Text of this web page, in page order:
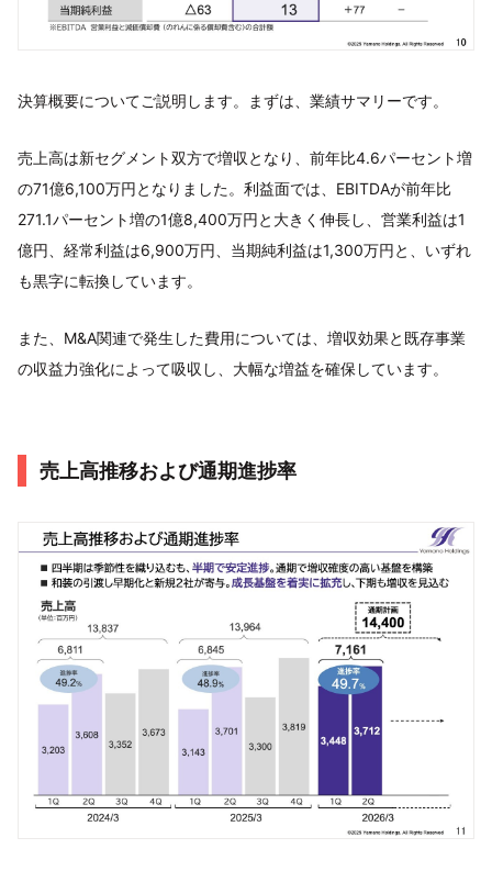
決算概要についてご説明します。まずは、業績サマリーです。
売上高は新セグメント双方で増収となり、前年比4.6パーセント増
の71億6,100万円となりました。利益面では、EBITDAが前年比
271.1パーセント増の1億8,400万円と大きく伸長し、営業利益は1
億円、経常利益は6,900万円、当期純利益は1,300万円と、いずれ
も黒字に転換しています。
また、M&A関連で発生した費用については、増収効果と既存事業
の収益力強化によって吸収し、大幅な増益を確保しています。
売上高推移および通期進捗率